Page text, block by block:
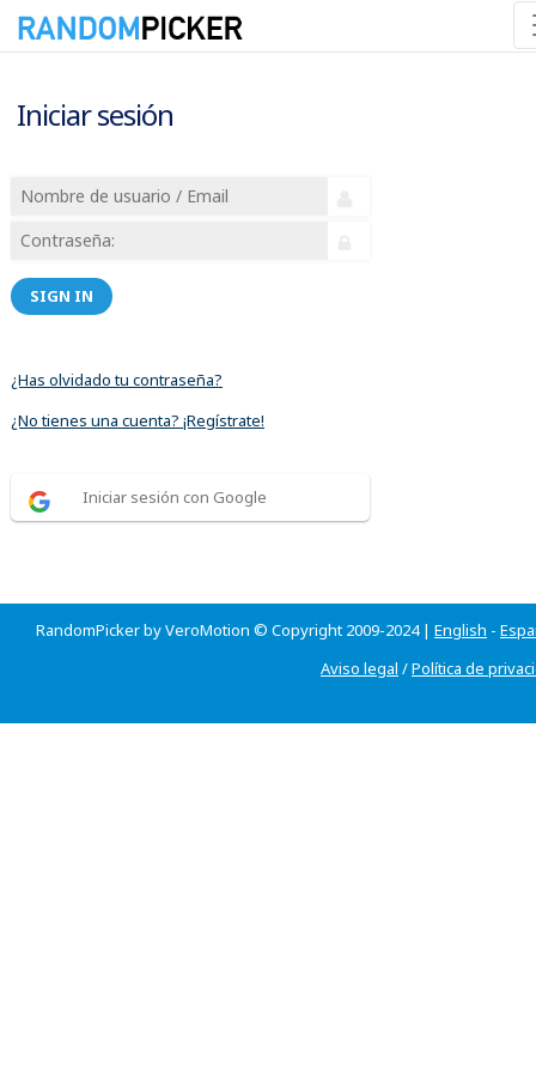
Iniciar sesión
SIGN IN
¿Has olvidado tu contraseña?
¿No tienes una cuenta? ¡Regístrate!
Iniciar sesión con Google
RandomPicker by VeroMotion © Copyright 2009-2024 | English -
Aviso legal /Política de